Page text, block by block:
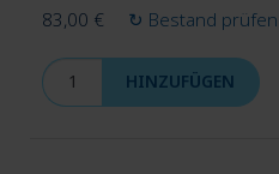
83,00 € ↻ Bestand prüfen
HINZUFÜGEN